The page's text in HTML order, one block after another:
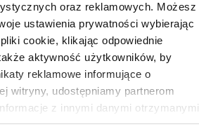
oraz reklamowych. Możesz
ustawienia prywatności wybierając
cookie, klikając odpowiednie
aktywność użytkowników, by
reklamowe informujące o
witryny, udostępniamy partnerom
z innymi danymi otrzymanymi